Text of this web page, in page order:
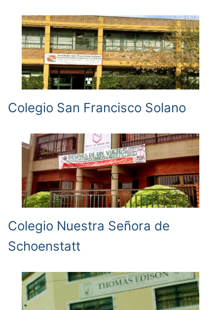
Colegio San Francisco Solano
Colegio Nuestra Señora de
Schoenstatt